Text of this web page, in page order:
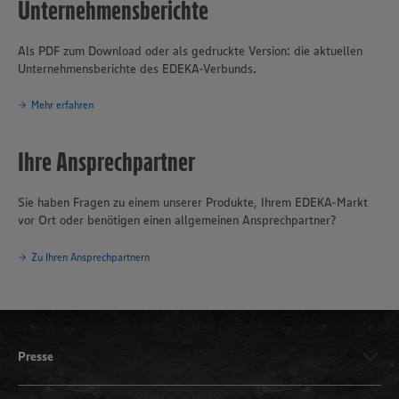
Unternehmensberichte
Als PDF zum Download oder als gedruckte Version: die aktuellen
Unternehmensberichte des EDEKA-Verbunds.
Mehr erfahren
Ihre Ansprechpartner
Sie haben Fragen zu einem unserer Produkte, Ihrem EDEKA-Markt
vor Ort oder benötigen einen allgemeinen Ansprechpartner?
Zu Ihren Ansprechpartnern
Presse